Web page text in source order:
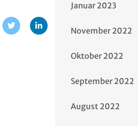
Januar 2023
November 2022
Oktober 2022
September 2022
August 2022